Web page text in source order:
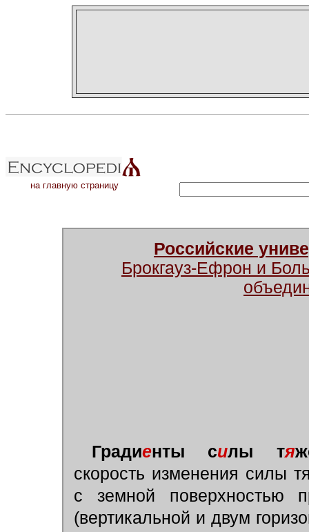
на главную страницу
Российские
Брокгауз-Ефрон и
Градиенты силы тя
скорость изменения силы
с земной поверхностью
(вертикальной и двум